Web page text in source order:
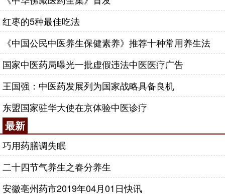
红枣的5种最佳吃法
《中国公民中医养生保健素养》推荐十种常用养生法
国家中医药局曝光一批虚假违法中医医疗广告
王国强：中医药发展列为国家战略具备良机
东盟国家驻华大使在京体验中医诊疗
最新
巧用药膳调失眠
二十四节气养生之春分养生
安徽亳州药市2019年04月01日快讯